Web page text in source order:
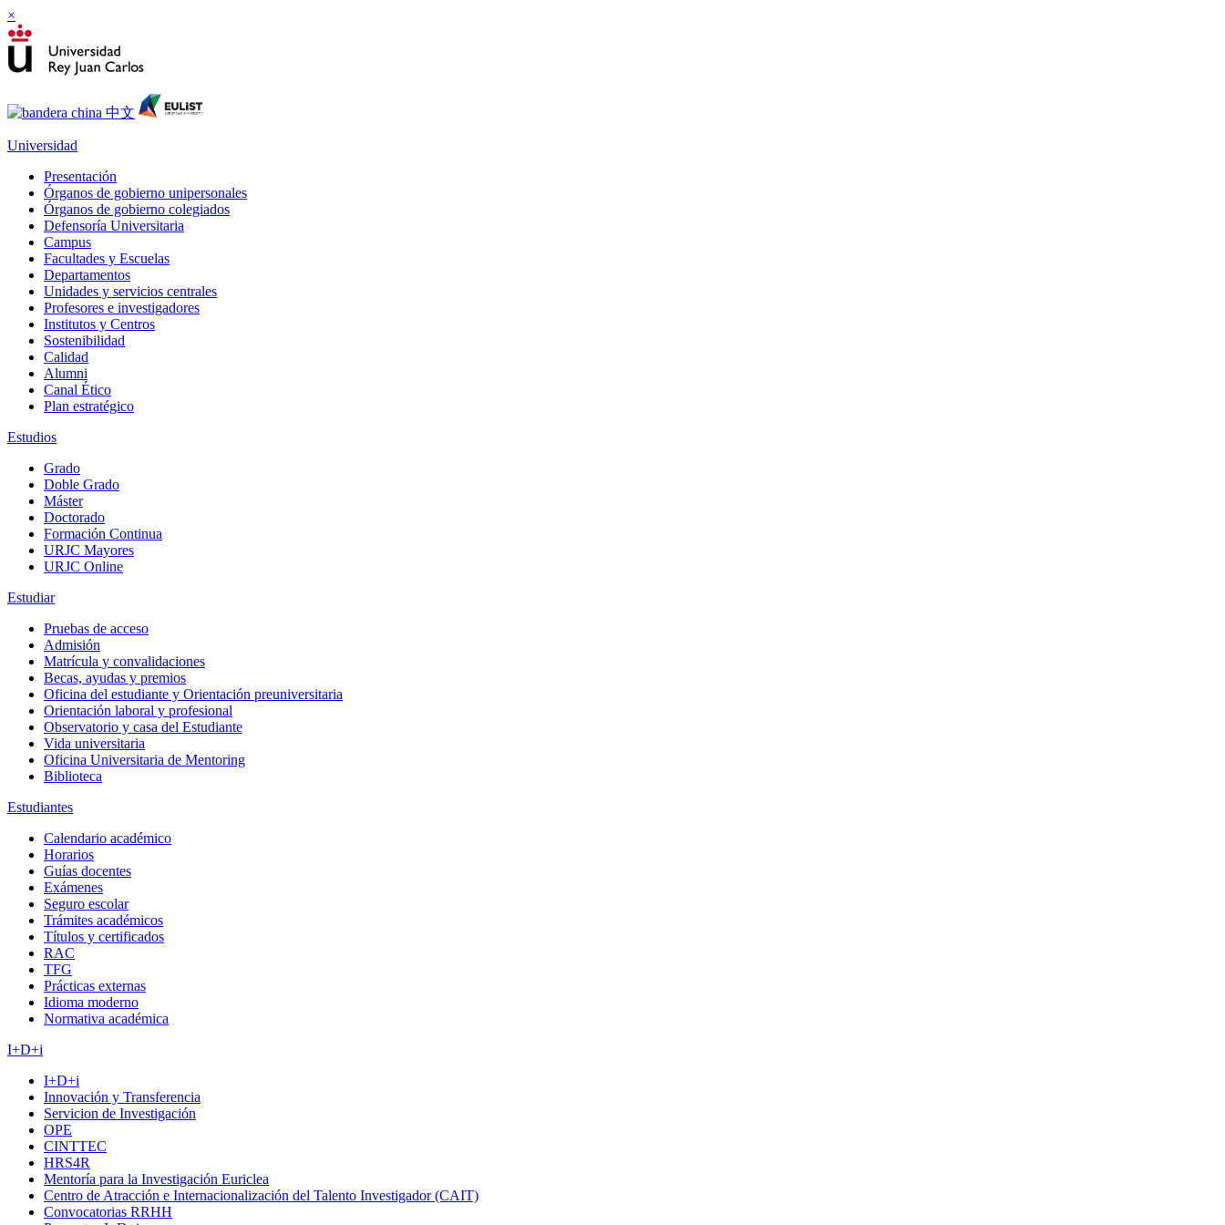
×
Universidad
Presentación
Órganos de gobierno unipersonales
Órganos de gobierno colegiados
Defensoría Universitaria
Campus
Facultades y Escuelas
Departamentos
Unidades y servicios centrales
Profesores e investigadores
Institutos y Centros
Sostenibilidad
Calidad
Alumni
Canal Ético
Plan estratégico
Estudios
Grado
Doble Grado
Máster
Doctorado
Formación Continua
URJC Mayores
URJC Online
Estudiar
Pruebas de acceso
Admisión
Matrícula y convalidaciones
Becas, ayudas y premios
Oficina del estudiante y Orientación preuniversitaria
Orientación laboral y profesional
Observatorio y casa del Estudiante
Vida universitaria
Oficina Universitaria de Mentoring
Biblioteca
Estudiantes
Calendario académico
Horarios
Guías docentes
Exámenes
Seguro escolar
Trámites académicos
Títulos y certificados
RAC
TFG
Prácticas externas
Idioma moderno
Normativa académica
I+D+i
I+D+i
Innovación y Transferencia
Servicion de Investigación
OPE
CINTTEC
HRS4R
Mentoría para la Investigación Euriclea
Centro de Atracción e Internacionalización del Talento Investigador (CAIT)
Convocatorias RRHH